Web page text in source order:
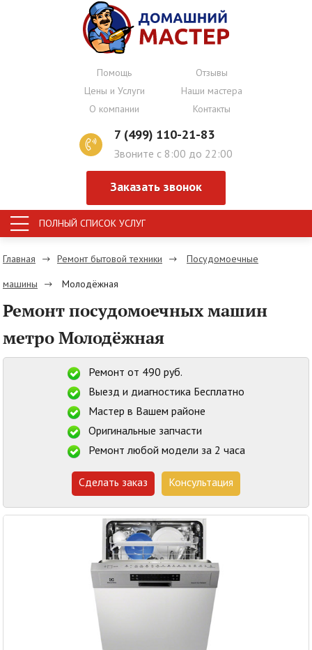
Помощь
Отзывы
Цены и Услуги
Наши мастера
О компании
Контакты
7 (499) 110-21-83
Звоните с 8:00 до 22:00
Заказать звонок
ПОЛНЫЙ СПИСОК УСЛУГ
Главная Ремонт бытовой техники Посудомоечные
машины Молодёжная
Ремонт посудомоечных машин
метро Молодёжная
Ремонт от 490 руб.
Выезд и диагностика Бесплатно
Мастер в Вашем районе
Оригинальные запчасти
Ремонт любой модели за 2 часа
Сделать заказ Консультация